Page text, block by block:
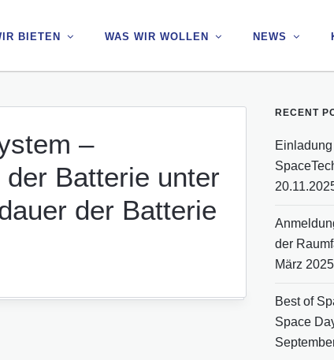
BIETEN WAS WIR WOLLEN NEWS
BIETEN WAS WIR WOLLEN NEWS
–
Batterie unter
der Batterie
RECENT
der
März 2025
Best of
Space